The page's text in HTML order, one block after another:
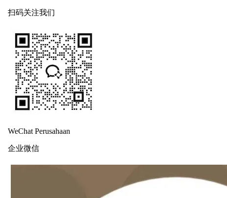
扫码关注我们
WeChat Perusahaan
企业微信